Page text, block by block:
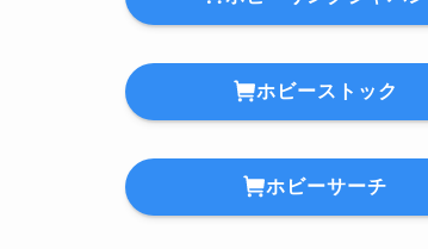
ホビーストック
ホビーサーチ